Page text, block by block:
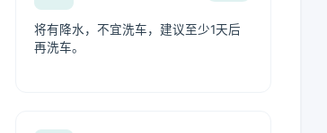
将有降水，不宜洗车，建议至少1天后
再洗车。